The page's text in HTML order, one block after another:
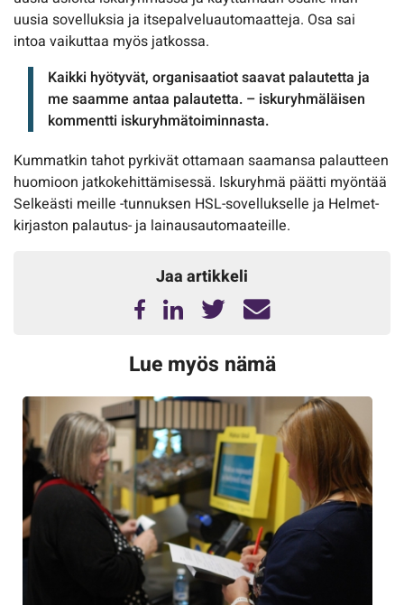
uusia sovelluksia ja itsepalveluautomaatteja. Osa sai
intoa vaikuttaa myös jatkossa.
Kaikki hyötyvät, organisaatiot saavat palautetta ja
me saamme antaa palautetta. – iskuryhmäläisen
kommentti iskuryhmätoiminnasta.
Kummatkin tahot pyrkivät ottamaan saamansa palautteen
huomioon jatkokehittämisessä. Iskuryhmä päätti myöntää
Selkeästi meille -tunnuksen HSL-sovellukselle ja Helmet-
kirjaston palautus- ja lainausautomaateille.
Jaa artikkeli
Lue myös nämä